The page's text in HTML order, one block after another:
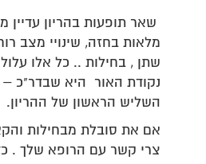
שאר תופעות בהריון עדיין
מלאות בחזה, שינויי מצב
שתן , בחילות .. כל אלו
נקודת האור היא שבדר"כ –
השליש הראשון של ההריון.
אם את סובלת מבחילות
צרי קשר עם הרופא שלך .